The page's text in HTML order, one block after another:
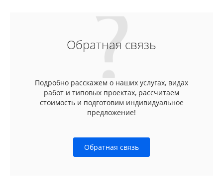
Обратная связь
Подробно расскажем о наших услугах, видах
работ и типовых проектах, рассчитаем
стоимость и подготовим индивидуальное
предложение!
Обратная связь